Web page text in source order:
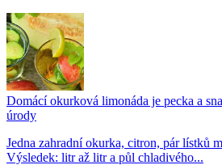
Domácí okurková limonáda je pecka a
úrody
Jedna zahradní okurka, citron, pár lístků
Výsledek: litr až litr a půl chladivého...